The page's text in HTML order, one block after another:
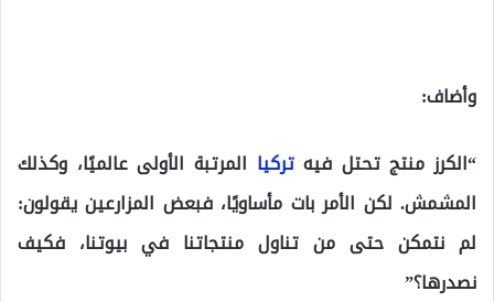
وأضاف:
“الكرز منتج تحتل فيهتركيا المرتبة الأولى عالميًا، وكذلك
المشمش. لكن الأمر بات مأساويًا، فبعض المزارعين يقولون:
لم نتمكن حتى من تناول منتجاتنا في بيوتنا، فكيف
نصدرها؟”